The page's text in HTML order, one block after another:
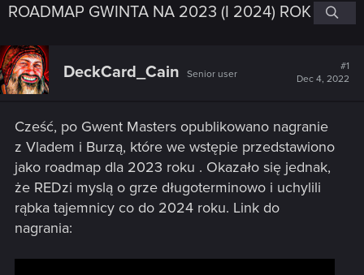
ROADMAP GWINTA NA 2023 (I 2024) ROK
DeckCard_Cain Senior user
#1
Dec 4, 2022
Cześć, po Gwent Masters opublikowano nagranie
z Vladem i Burzą, które we wstępie przedstawiono
jako roadmap dla 2023 roku . Okazało się jednak,
że REDzi myslą o grze długoterminowo i uchylili
rąbka tajemnicy co do 2024 roku. Link do
nagrania: